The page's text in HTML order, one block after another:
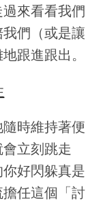
來看看我們
們（或是讓
跟進跟出。
時維持著便
立刻跳走
你好閃躲真是
任這個「討